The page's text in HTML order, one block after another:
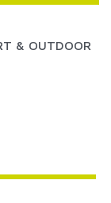
& OUTDOOR